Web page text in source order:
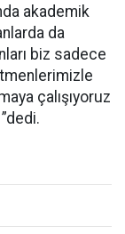
akademik
da
biz sadece
çalışıyoruz